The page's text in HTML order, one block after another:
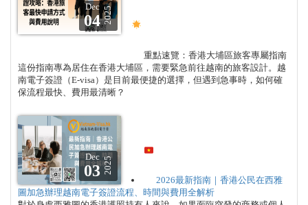
Dec
042025
重點速覽：香港大埔區旅客專屬指南
這份指南專為居住在香港大埔區，需要緊急前往越南的旅客設計。越
南電子簽證（E-visa）是目前最便捷的選擇，但遇到急事時，如何確
保流程最快、費用最清晰？
Dec
032025
2026最新指南｜香港公民在西雅
圖加急辦理越南電子簽證流程、時間與費用全解析